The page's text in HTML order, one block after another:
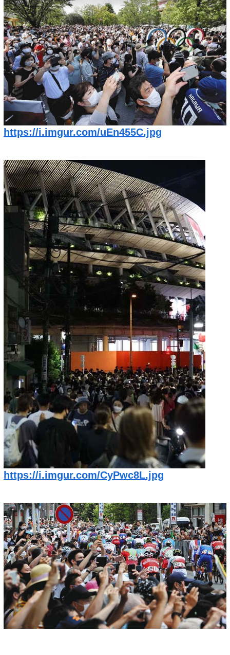
https://i.imgur.com/uEn455C.jpg
https://i.imgur.com/CyPwc8L.jpg